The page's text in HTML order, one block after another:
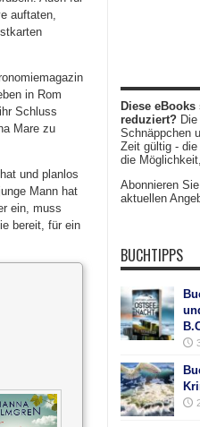
auftaten,
in Rom
Schluss
Mare zu
und planlos
Mann hat
ein, muss
bereit, für ein
Diese
reduziert?
Schnäppchen
Zeit gültig - die
die
Abonnieren
aktuellen
BUCHTIPPS